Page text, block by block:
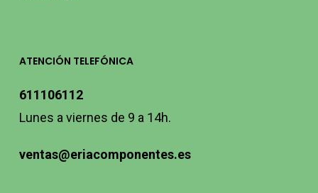
ATENCIÓN TELEFÓNICA
611106112
Lunes a viernes de 9 a 14h.
ventas@eriacomponentes.es